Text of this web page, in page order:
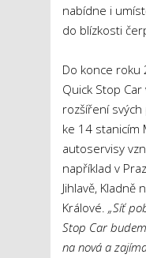
nabídne i
do blízkosti
Do konce roku
Quick Stop Car
rozšíření
ke 14 stanicím
autoservisy
například v
Jihlavě, Kladně
Králové. „Síť
Stop Car
na nová a